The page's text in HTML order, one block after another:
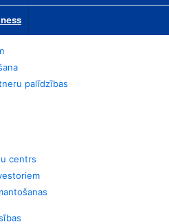
palīdzības
centrs